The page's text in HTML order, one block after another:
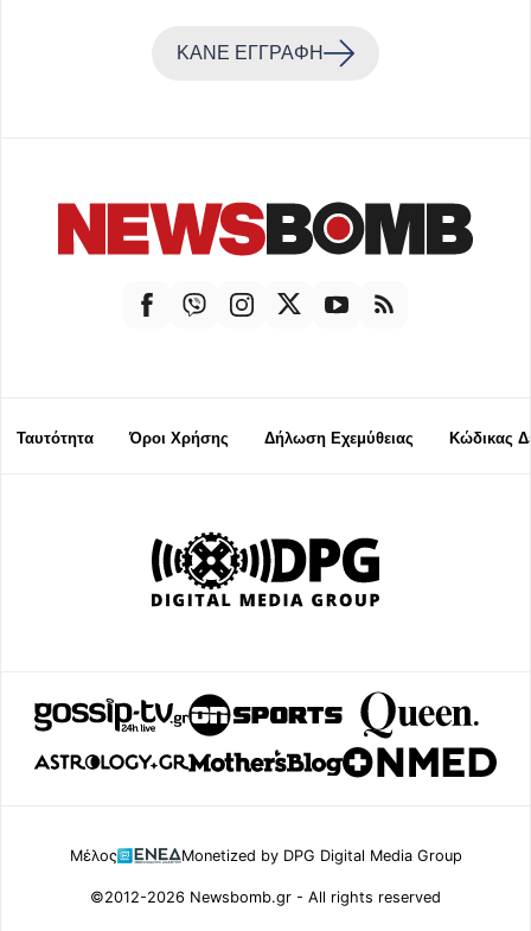
ΚΑΝΕ ΕΓΓΡΑΦΗ
Ταυτότητα Όροι Χρήσης Δήλωση Εχεμύθειας Κώδικας
Μέλος Monetized by DPG Digital Media Group
©2012-2026 Newsbomb.gr - All rights reserved